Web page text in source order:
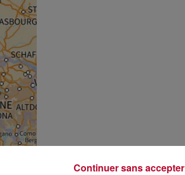
Continuer sans accepter